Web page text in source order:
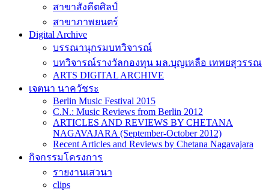
สาขาสังคีตศิลป์
สาขาภาพยนตร์
Digital Archive
บรรณานุกรมบทวิจารณ์
บทวิจารณ์รางวัลกองทุน มล.บุญเหลือ เทพยสุวรรณ
ARTS DIGITAL ARCHIVE
เจตนา นาควัชระ
Berlin Music Festival 2015
C.N.: Music Reviews from Berlin 2012
ARTICLES AND REVIEWS BY CHETANA
NAGAVAJARA (September-October 2012)
Recent Articles and Reviews by Chetana Nagavajara
กิจกรรมโครงการ
รายงานเสวนา
clips